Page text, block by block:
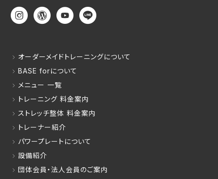
オーダーメイドトレーニングについて
BASE forについて
メニュー 一覧
トレーニング 料金案内
ストレッチ整体 料金案内
トレーナー紹介
パワープレートについて
設備紹介
団体会員・法人会員のご案内